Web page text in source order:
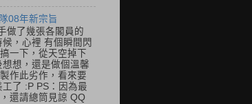
08年新宗旨
做了幾張各閣員的
，心裡 有個瞬間閃
一下，從天空掉下
想，還是做個溫馨
作此劣作，看來要
了 :P PS：因為最
還請總筒見諒 QQ